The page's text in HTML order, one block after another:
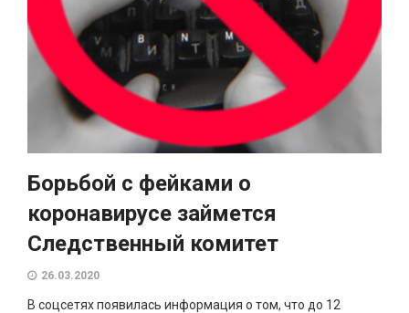
Борьбой с фейками о
коронавирусе займется
Следственный комитет
26.03.2020
В соцсетях появилась информация о том, что до 12